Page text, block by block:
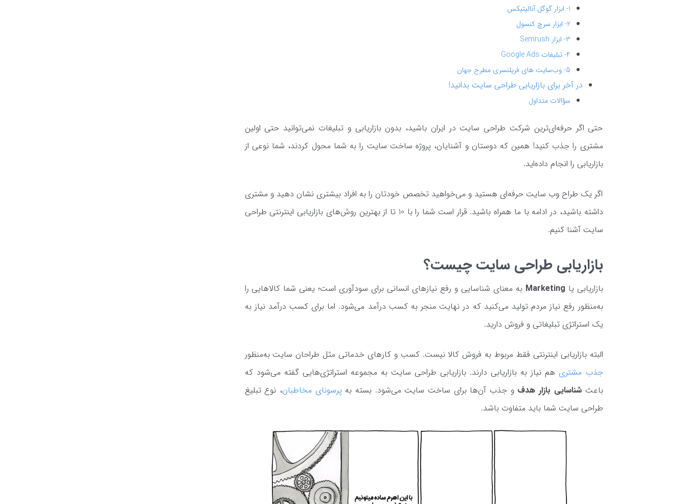
1- ابزار گوگل آنالیتیکس
2- ابزار سرچ کنسول
3- ابزار Semrush
4- تبلیغات Google Ads
5- وب‌سایت های فریلنسری مطرح جهان
در آخر برای بازاریابی طراحی سایت بدانید!
سؤالات متداول
حتی اگر حرفه‌ای‌ترین شرکت طراحی سایت در ایران باشید، بدون بازاریابی و تبلیغات نمی‌توانید حتی اولین
مشتری را جذب کنید! همین که دوستان و آشنایان، پروژه ساخت سایت را به شما محول کردند، شما نوعی از
بازاریابی را انجام داده‌اید.
اگر یک طراح وب سایت حرفه‌ای هستید و می‌خواهید تخصص خودتان را به افراد بیشتری نشان دهید و مشتری
داشته باشید، در ادامه با ما همراه باشید. قرار است شما را با 10 تا از بهترین روش‌های بازاریابی اینترنتی طراحی
سایت آشنا کنیم.
بازاریابی طراحی سایت چیست؟
بازاریابی یا Marketing به معنای شناسایی و رفع نیازهای انسانی برای سودآوری است؛ یعنی شما کالاهایی را
به‌منظور رفع نیاز مردم تولید می‌کنید که در نهایت منجر به کسب درآمد می‌شود. اما برای کسب درآمد نیاز به
یک استراتژی تبلیغاتی و فروش دارید.
البته بازاریابی اینترنتی فقط مربوط به فروش کالا نیست. کسب و کارهای خدماتی مثل طراحان سایت به‌منظور
جذب مشتری هم نیاز به بازاریابی دارند. بازاریابی طراحی سایت به مجموعه استراتژی‌هایی گفته می‌شود که
باعثشناسایی بازار هدف و جذب آن‌ها برای ساخت سایت می‌شود. بسته بهپرسونای مخاطبان، نوع تبلیغ
طراحی سایت شما باید متفاوت باشد.